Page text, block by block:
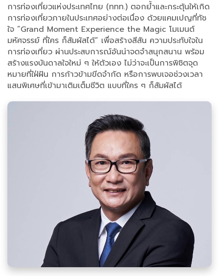
การท่องเที่ยวแห่งประเทศไทย (ททท.) ตอกย้ำและกระตุ้นให้เกิด
การท่องเที่ยวภายในประเทศอย่างต่อเนื่อง ด้วยแคมเปญที่ทัช
ใจ ”Grand Moment Experience the Magic โมเมนต์
มหัศจรรย์ ที่ใคร ก็สัมผัสได้” เพื่อสร้างสีสัน ความประทับใจใน
การท่องเที่ยว ผ่านประสบการณ์อันน่าจดจำสนุกสนาน พร้อม
สร้างแรงบันดาลใจใหม่ ๆ ให้ตัวเอง ไม่ว่าจะเป็นการพิชิตจุด
หมายที่ใฝ่ฝัน การก้าวข้ามขีดจำกัด หรือการพบเจอช่วงเวลา
แสนพิเศษที่เข้ามาเติมเต็มชีวิต แบบที่ใคร ๆ ก็สัมผัสได้